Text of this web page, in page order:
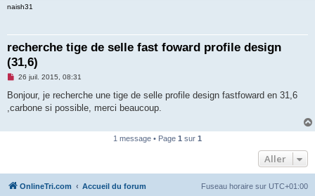
naish31
recherche tige de selle fast foward profile design
(31,6)
M
s
a
26 juil. 2015, 08:31
Bonjour, je recherche une tige de selle profile design fastfoward en 31,6
,carbone si possible, merci beaucoup.
1 message • Page 1 sur 1
Aller
OnlineTri.com Accueil du forum Fuseau horaire sur UTC+01:00